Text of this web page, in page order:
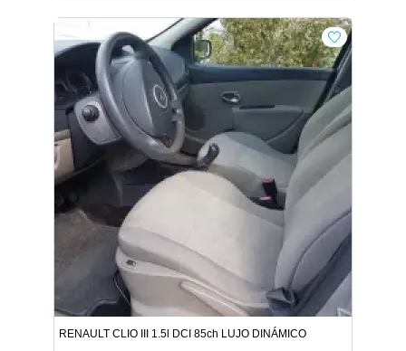
RENAULT CLIO III 1.5l DCI 85ch LUJO DINÁMICO